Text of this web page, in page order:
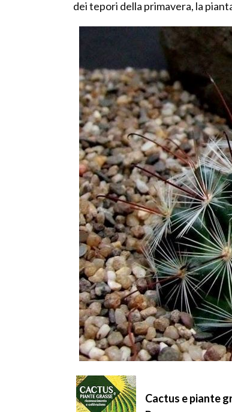
dei tepori della primavera, la
Cactus e piante